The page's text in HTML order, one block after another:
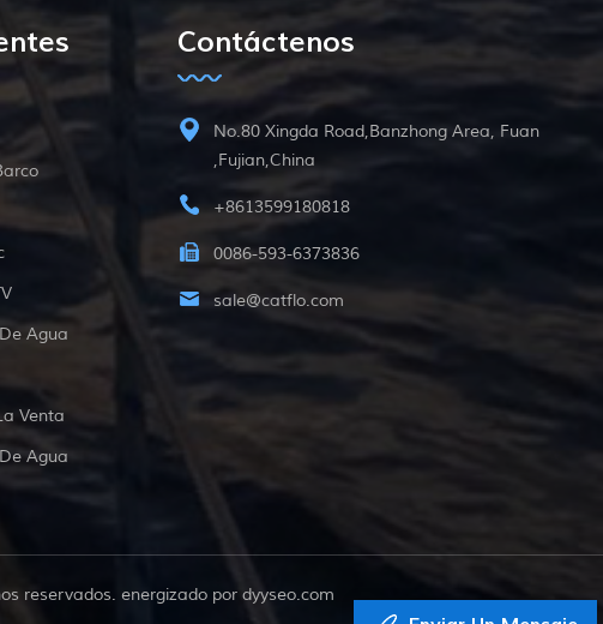
Agua
Venta
Agua
Contáctenos
No.80 Xingda Road,Banzhong Area, Fuan
,Fujian,China
+8613599180818
0086-593-6373836
sale@catflo.com
reservados. energizado por dyyseo.com